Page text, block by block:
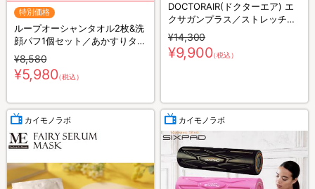
特別価格
ループオーシャンタオル2枚&洗
顔パフ1個セット／あかすりタオ
ル
¥8,580
¥5,980（税込）
DOCTORAIR(ドクターエア) エ
クサガンプラス／ストレッチサ
ポート／美顔器
¥14,300
¥9,900（税込）
カイモノラボ カイモノラボ